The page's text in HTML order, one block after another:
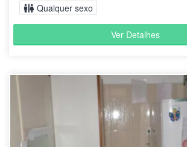
Qualquer sexo
Ver Detalhes